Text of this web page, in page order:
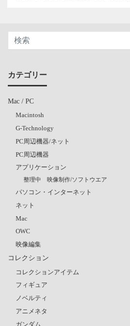
カテゴリー
Mac / PC
Macintosh
G-Technology
PC周辺機器/ネット
PC周辺機器
アプリケーション
整理中 映像制作/ソフトウエア
パソコン・インターネット
ネット
Mac
OWC
映像編集
コレクション
コレクションアイテム
フィギュア
ノベルティ
アニメネタ
ガンダム